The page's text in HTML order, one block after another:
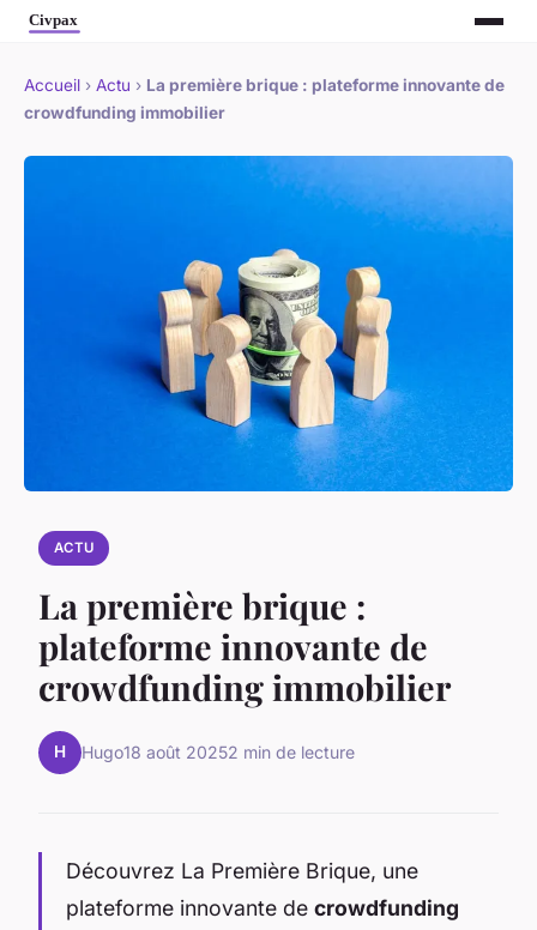
Accueil › Actu › La première brique : plateforme innovante de
crowdfunding immobilier
ACTU
La première brique :
plateforme innovante de
crowdfunding immobilier
H Hugo18 août 20252 min de lecture
Découvrez La Première Brique, une
plateforme innovante de crowdfunding